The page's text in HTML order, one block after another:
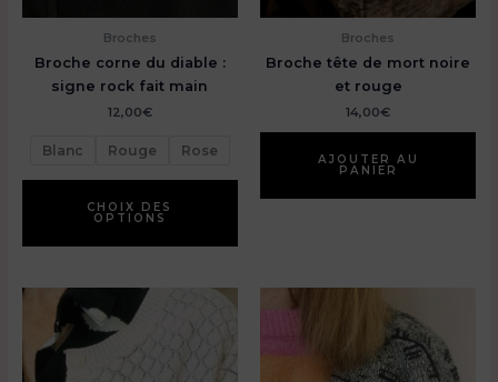
Broches
Broche corne du diable :
signe rock fait main
12,00€
Blanc Rouge Rose
CHOIX DES
OPTIONS
Ce
être
Broches
Broche tête de mort noire
et rouge
14,00€
AJOUTER AU
PANIER